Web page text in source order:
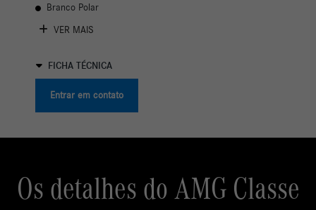
Branco Polar
VER MAIS
FICHA TÉCNICA
Entrar em contato
Os detalhes do AMG Classe